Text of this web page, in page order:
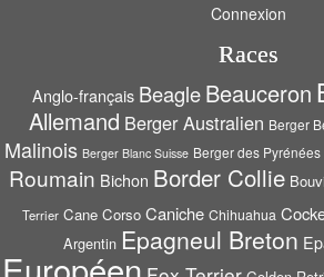
Connexion
Races
Anglo-français BeagleBeauceron
Allemand Berger Australien Berger
Malinois Berger Blanc Suisse Berger des Pyrénées
Roumain Bichon Border Collie
Terrier Cane Corso Caniche Chihuahua
Argentin Epagneul Breton